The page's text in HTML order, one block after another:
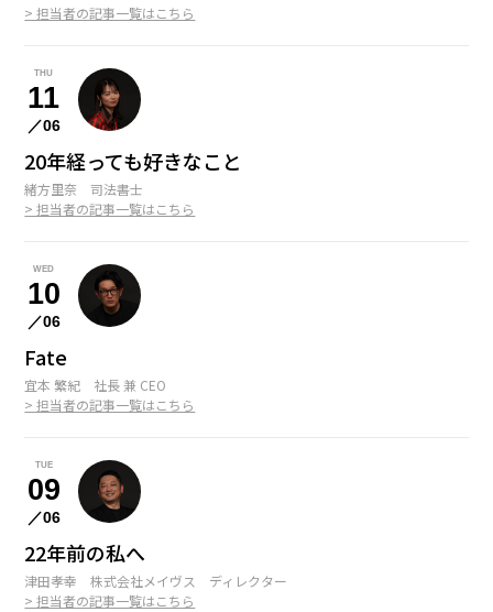
> 担当者の記事一覧はこちら
THU
11
／06
20年経っても好きなこと
緒方里奈 司法書士
> 担当者の記事一覧はこちら
WED
10
／06
Fate
宜本 繁紀 社長 兼 CEO
> 担当者の記事一覧はこちら
TUE
09
／06
22年前の私へ
津田孝幸 株式会社メイヴス ディレクター
> 担当者の記事一覧はこちら